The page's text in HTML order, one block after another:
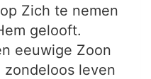
Zich te nemen
gelooft.
eeuwige Zoon
leven